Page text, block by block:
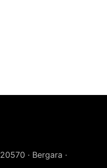
· Bergara ·